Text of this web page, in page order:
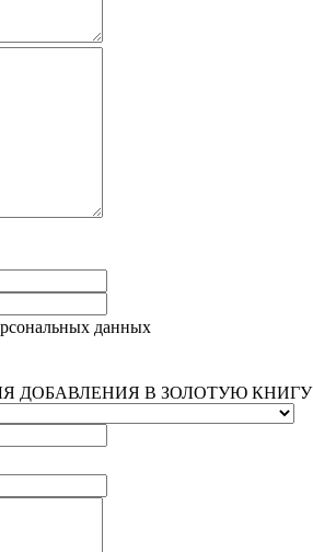
данных
ДОБАВЛЕНИЯ В ЗОЛОТУЮ КНИГУ